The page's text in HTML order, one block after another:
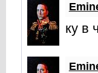
ку в